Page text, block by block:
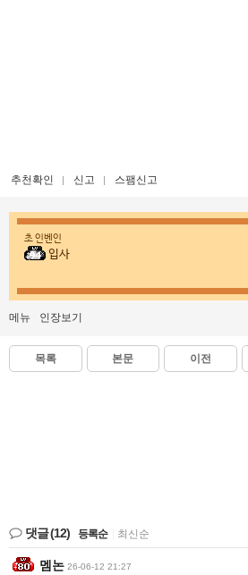
추천확인 신고 스팸신고
초 인벤인
입사
메뉴 인장보기
목록 본문 이전
댓글(12) 등록순 최신순
멤논 26-06-12 21:27